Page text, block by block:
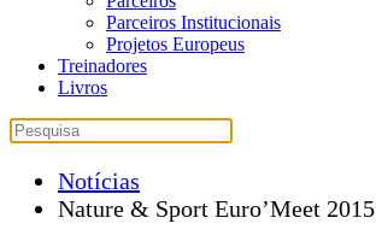
Parceiros Institucionais
Projetos Europeus
Treinadores
Livros
Notícias
Nature & Sport Euro’Meet 2015